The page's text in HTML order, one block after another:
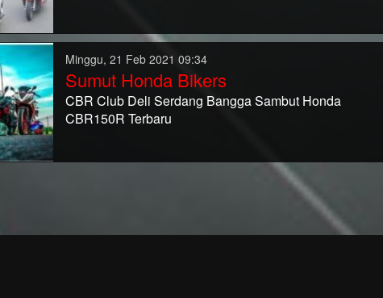
Minggu, 21 Feb 2021 09:34
Sumut Honda Bikers
CBR Club Deli Serdang Bangga Sambut Honda
CBR150R Terbaru